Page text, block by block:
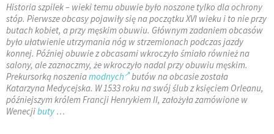
Historia szpilek – wieki temu obuwie było noszone tylko dla ochrony
stóp. Pierwsze obcasy pojawiły się na początku XVI wieku i to nie przy
butach kobiet, a przy męskim obuwiu. Głównym zadaniem obcasów
było ułatwienie utrzymania nóg w strzemionach podczas jazdy
konnej. Później obuwie z obcasami wkroczyło śmiało również na
salony, ale zaznaczmy, że wkroczyło nadal przy obuwiu męskim.
Prekursorką noszeniamodnych butów na obcasie została
Katarzyna Medycejska. W 1533 roku na swój ślub z księciem Orleanu,
późniejszym królem Francji Henrykiem II, założyła zamówione w
Wenecjibuty …